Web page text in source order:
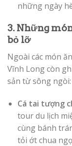
những ngày
3. Những
bỏ lỡ
Ngoài các món
Vĩnh Long còn
sản từ sông ngòi:
Cá tai tượng
tour du lịch
cùng bánh
tỏi ớt chua